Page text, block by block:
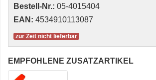
Bestell-Nr.: 05-4015404
EAN: 4534910113087
zur Zeit nicht lieferbar
EMPFOHLENE ZUSATZARTIKEL